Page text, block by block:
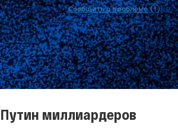
миллиардеров